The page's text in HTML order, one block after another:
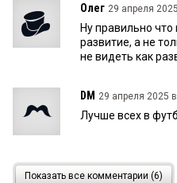
Олег 29 апреля
Ну правильно
развитие, а не
не видеть как
DM 29 апреля 2025
Лучше всех в
28 апреля
Показать все комментарии (6)